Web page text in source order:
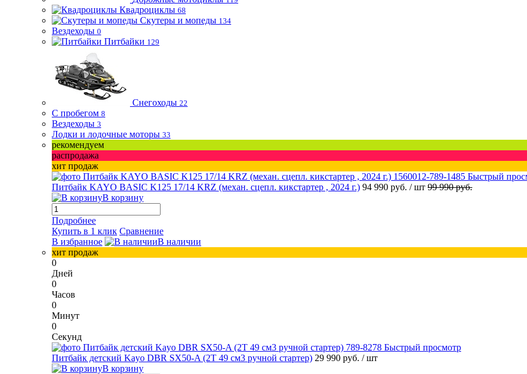
Квадроциклы 68
Скутеры и мопеды 134
Вездеходы 0
Питбайки 129
Снегоходы 22
С пробегом 8
Вездеходы 3
Лодки и лодочные моторы 33
рекомендуем
распродажа
хит продаж
Быстрый
Питбайк KAYO BASIC K125 17/14 KRZ (механ. сцепл. кикстартер , 2024 г.) 94 990 руб. / шт 99 990 руб.
В корзину
Подробнее
Купить в 1 клик Сравнение
В избранное
В наличии
хит продаж
0
Дней
0
Часов
0
Минут
0
Секунд
Быстрый просмотр
Питбайк детский Kayo DBR SX50-A (2T 49 см3 ручной стартер) 29 990 руб. / шт
В корзину